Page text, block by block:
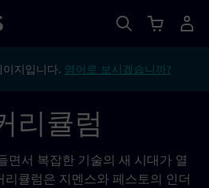
지입니다. 영어로 보시겠습니까?
리큘럼
면서 복잡한 기술의 새 시대가 열
큘럼은 지멘스와 페스토의 인더